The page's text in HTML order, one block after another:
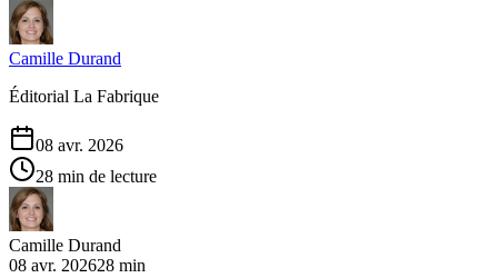
Camille Durand
Éditorial La Fabrique
08 avr. 2026
28 min de lecture
Camille Durand
08 avr. 202628 min